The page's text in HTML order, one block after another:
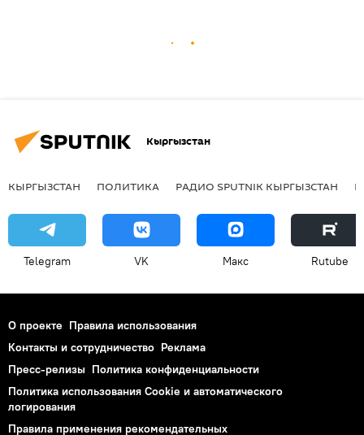
Кыргызстан
КЫРГЫЗСТАН ПОЛИТИКА РАДИО SPUTNIK КЫРГЫЗСТАН
Telegram VK Макс Rutube
О проекте Правила использования
Контакты и сотрудничество Реклама
Пресс-релизы Политика конфиденциальности
Политика использования Cookie и автоматического
логирования
Правила применения рекомендательных